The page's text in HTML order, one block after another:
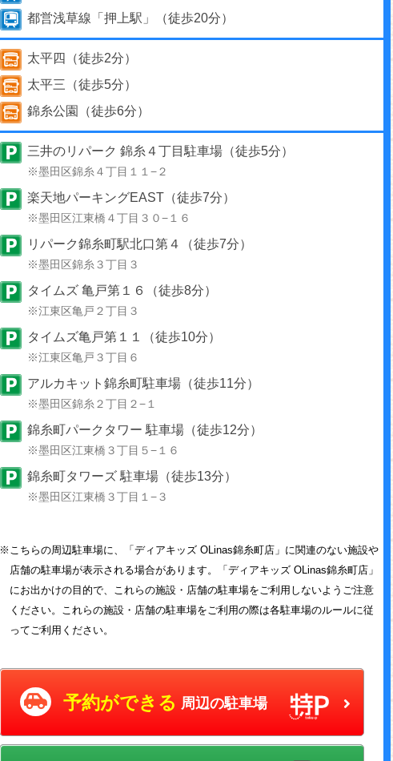
都営浅草線「押上駅」（徒歩20分）
太平四（徒歩2分）
太平三（徒歩5分）
錦糸公園（徒歩6分）
三井のリパーク 錦糸４丁目駐車場（徒歩5分）
※墨田区錦糸４丁目１１−２
楽天地パーキングEAST（徒歩7分）
※墨田区江東橋４丁目３０−１６
リパーク錦糸町駅北口第４（徒歩7分）
※墨田区錦糸３丁目３
タイムズ 亀戸第１６（徒歩8分）
※江東区亀戸２丁目３
タイムズ亀戸第１１（徒歩10分）
※江東区亀戸３丁目６
アルカキット錦糸町駐車場（徒歩11分）
※墨田区錦糸２丁目２−１
錦糸町パークタワー 駐車場（徒歩12分）
※墨田区江東橋３丁目５−１６
錦糸町タワーズ 駐車場（徒歩13分）
※墨田区江東橋３丁目１−３
※こちらの周辺駐車場に、「ディアキッズ OLinas錦糸町店」に関連のない施設や
店舗の駐車場が表示される場合があります。「ディアキッズ OLinas錦糸町店」
にお出かけの目的で、これらの施設・店舗の駐車場をご利用しないようご注意
ください。これらの施設・店舗の駐車場をご利用の際は各駐車場のルールに従
ってご利用ください。
予約ができる 周辺の駐車場